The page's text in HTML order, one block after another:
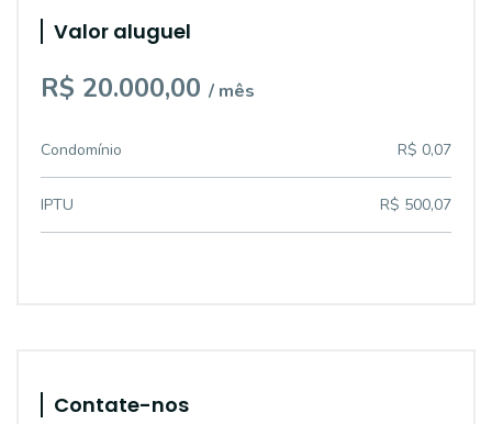
Valor aluguel
R$ 20.000,00 / mês
Condomínio R$ 0,07
IPTU R$ 500,07
Contate-nos